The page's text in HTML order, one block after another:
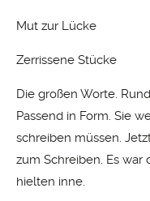
Mut zur Lücke
Zerrissene Stücke
Die großen Worte.
Passend in Form. Sie
schreiben müssen.
zum Schreiben. Es war
hielten inne.